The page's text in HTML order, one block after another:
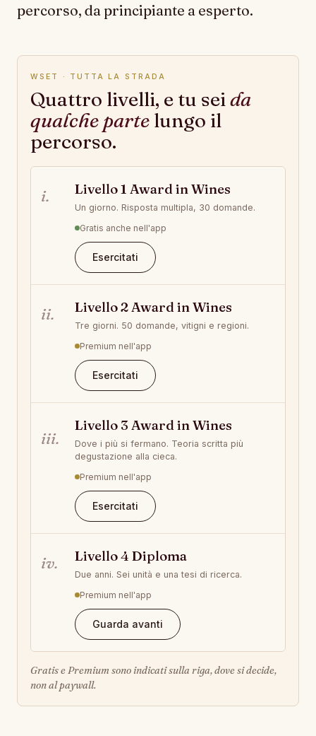
percorso, da principiante a esperto.
WSET · TUTTA LA STRADA
Quattro livelli, e tu sei da
qualche parte lungo il
percorso.
i. Livello 1 Award in Wines
Un giorno. Risposta multipla, 30 domande.
Gratis anche nell'app
Esercitati
ii. Livello 2 Award in Wines
Tre giorni. 50 domande, vitigni e regioni.
Premium nell'app
Esercitati
iii.
Livello 3 Award in Wines
Dove i più si fermano. Teoria scritta più
degustazione alla cieca.
Premium nell'app
Esercitati
iv. Livello 4 Diploma
Due anni. Sei unità e una tesi di ricerca.
Premium nell'app
Guarda avanti
Gratis e Premium sono indicati sulla riga, dove si decide,
non al paywall.